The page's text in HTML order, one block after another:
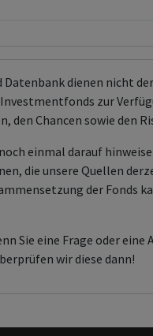
Datenbank dienen nicht
zur
den Chancen sowie den
einmal darauf
die unsere Quellen
der Fonds
Sie eine Frage oder
wir diese dann!